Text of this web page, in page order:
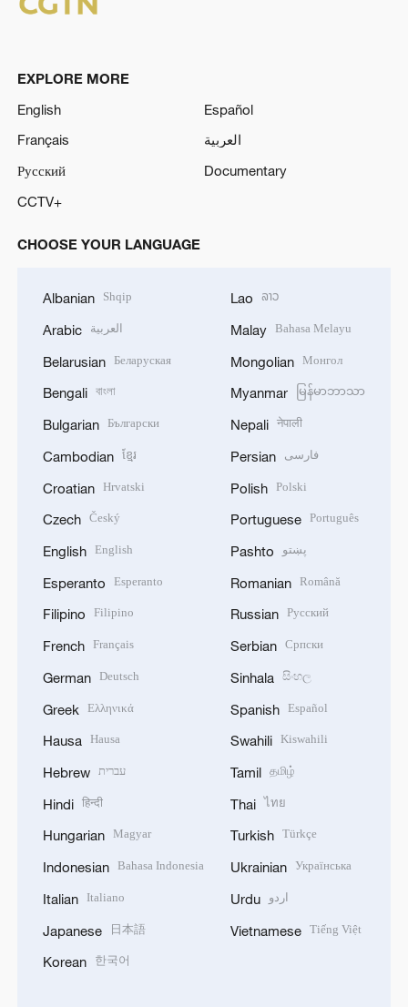
EXPLORE MORE
English
Español
Français
العربية
Русский
Documentary
CCTV+
CHOOSE YOUR LANGUAGE
Albanian Shqip
Arabic العربية
Belarusian Беларуская
Bengali বাংলা
Bulgarian Български
Cambodian ខ្មែរ
Croatian Hrvatski
Czech Český
English English
Esperanto Esperanto
Filipino Filipino
French Français
German Deutsch
Greek Ελληνικά
Hausa Hausa
Hebrew עברית
Hindi हिन्दी
Hungarian Magyar
Indonesian Bahasa Indonesia
Italian Italiano
Japanese 日本語
Korean 한국어
Lao ລາວ
Malay Bahasa Melayu
Mongolian Монгол
Myanmar မြန်မာဘာသာ
Nepali नेपाली
Persian فارسی
Polish Polski
Portuguese Português
Pashto پښتو
Romanian Română
Russian Русский
Serbian Српски
Sinhala සිංහල
Spanish Español
Swahili Kiswahili
Tamil தமிழ்
Thai ไทย
Turkish Türkçe
Ukrainian Українська
Urdu اردو
Vietnamese Tiếng Việt